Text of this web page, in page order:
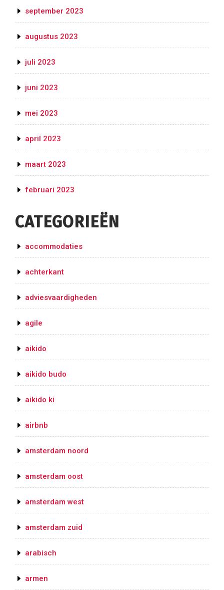
september 2023
augustus 2023
juli 2023
juni 2023
mei 2023
april 2023
maart 2023
februari 2023
CATEGORIEËN
accommodaties
achterkant
adviesvaardigheden
agile
aikido
aikido budo
aikido ki
airbnb
amsterdam noord
amsterdam oost
amsterdam west
amsterdam zuid
arabisch
armen